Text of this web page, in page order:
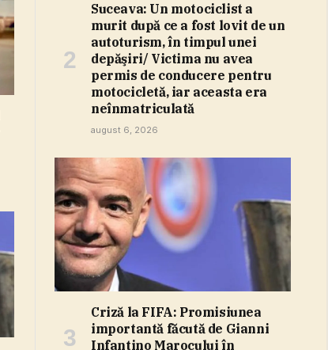
Suceava: Un motociclist a
murit după ce a fost lovit de un
autoturism, în timpul unei
depăşiri/ Victima nu avea
permis de conducere pentru
motocicletă, iar aceasta era
neînmatriculată
august 6, 2026
Criză la FIFA: Promisiunea
importantă făcută de Gianni
Infantino Marocului în